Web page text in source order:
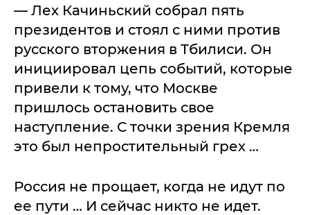
— Лех Качиньский собрал пять
президентов и стоял с ними против
русского вторжения в Тбилиси. Он
инициировал цепь событий, которые
привели к тому, что Москве
пришлось остановить свое
наступление. С точки зрения Кремля
это был непростительный грех …
Россия не прощает, когда не идут по
ее пути … И сейчас никто не идет.